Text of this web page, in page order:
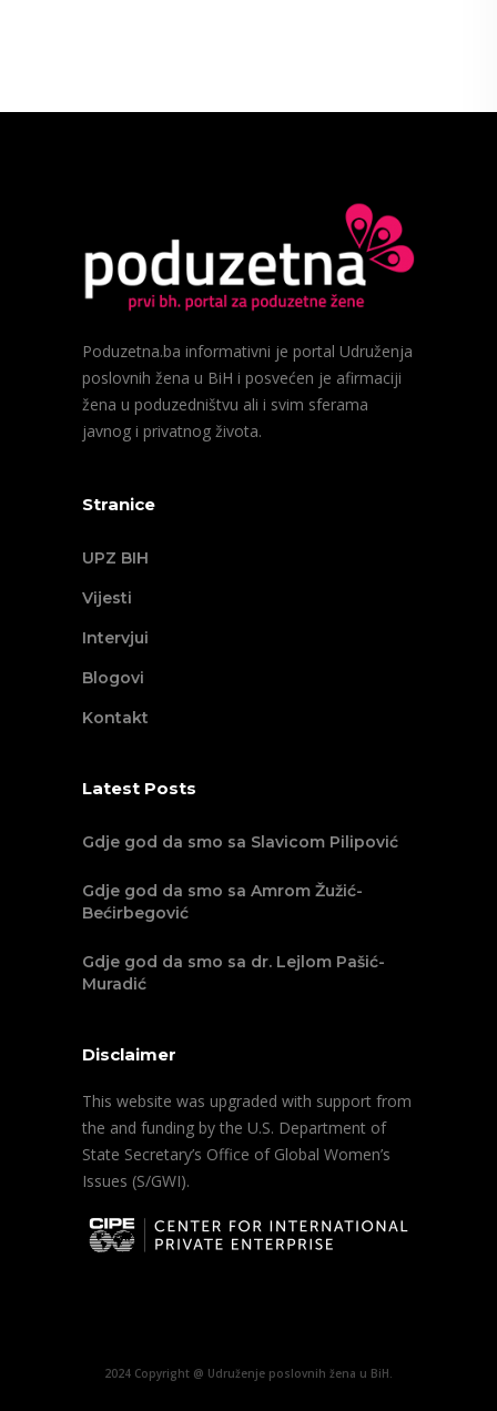
Poduzetna.ba informativni je portal Udruženja
poslovnih žena u BiH i posvećen je afirmaciji
žena u poduzedništvu ali i svim sferama
javnog i privatnog života.
Stranice
UPZ BIH
Vijesti
Intervjui
Blogovi
Kontakt
Latest Posts
Gdje god da smo sa Slavicom Pilipović
Gdje god da smo sa Amrom Žužić-
Bećirbegović
Gdje god da smo sa dr. Lejlom Pašić-
Muradić
Disclaimer
This website was upgraded with support from
the and funding by the U.S. Department of
State Secretary’s Office of Global Women’s
Issues (S/GWI).
2024 Copyright @ Udruženje poslovnih žena u BiH.